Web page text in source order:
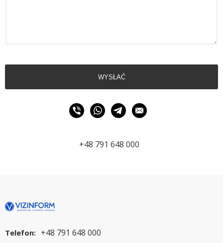
WYSŁAĆ
+48 791 648 000
Telefon: +48 791 648 000